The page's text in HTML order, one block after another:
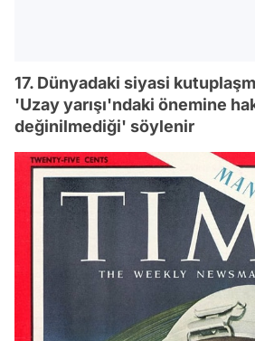
17. Dünyadaki siyasi
'Uzay yarışı'ndaki önemine
değinilmediği' söylenir